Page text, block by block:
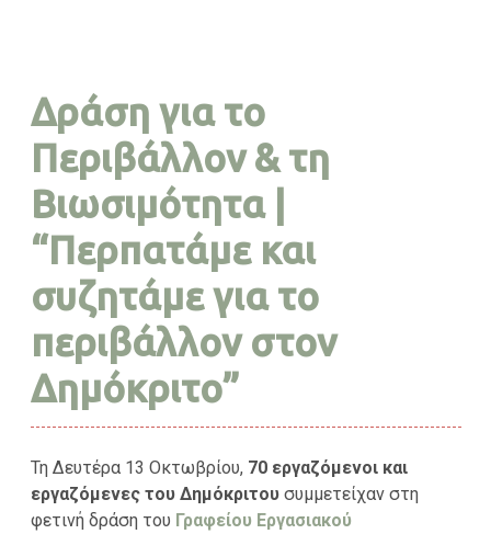
Δράση για το
Περιβάλλον & τη
Βιωσιμότητα |
“Περπατάμε και
συζητάμε για το
περιβάλλον στον
Δημόκριτο”
Τη Δευτέρα 13 Οκτωβρίου, 70 εργαζόμενοι και
εργαζόμενες του Δημόκριτουσυμμετείχαν στη
φετινή δράση του Γραφείου Εργασιακού